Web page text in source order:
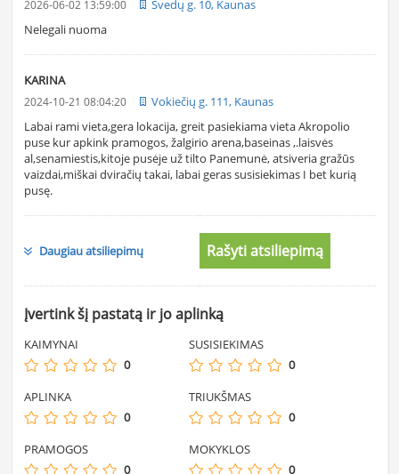
2026-06-02 13:59:00
Švedų g. 10, Kaunas
Nelegali nuoma
KARINA
2024-10-21 08:04:20
Vokiečių g. 111, Kaunas
Labai rami vieta,gera lokacija, greit pasiekiama vieta Akropolio
puse kur apkink pramogos, žalgirio arena,baseinas ,.laisvės
al,senamiestis,kitoje pusėje už tilto Panemunė, atsiveria gražūs
vaizdai,miškai dviračių takai, labai geras susisiekimas I bet kurią
pusę.
Daugiau atsiliepimų Rašyti atsiliepimą
Įvertink šį pastatą ir jo aplinką
KAIMYNAI
0
SUSISIEKIMAS
0
APLINKA
0
TRIUKŠMAS
0
PRAMOGOS
0
MOKYKLOS
0